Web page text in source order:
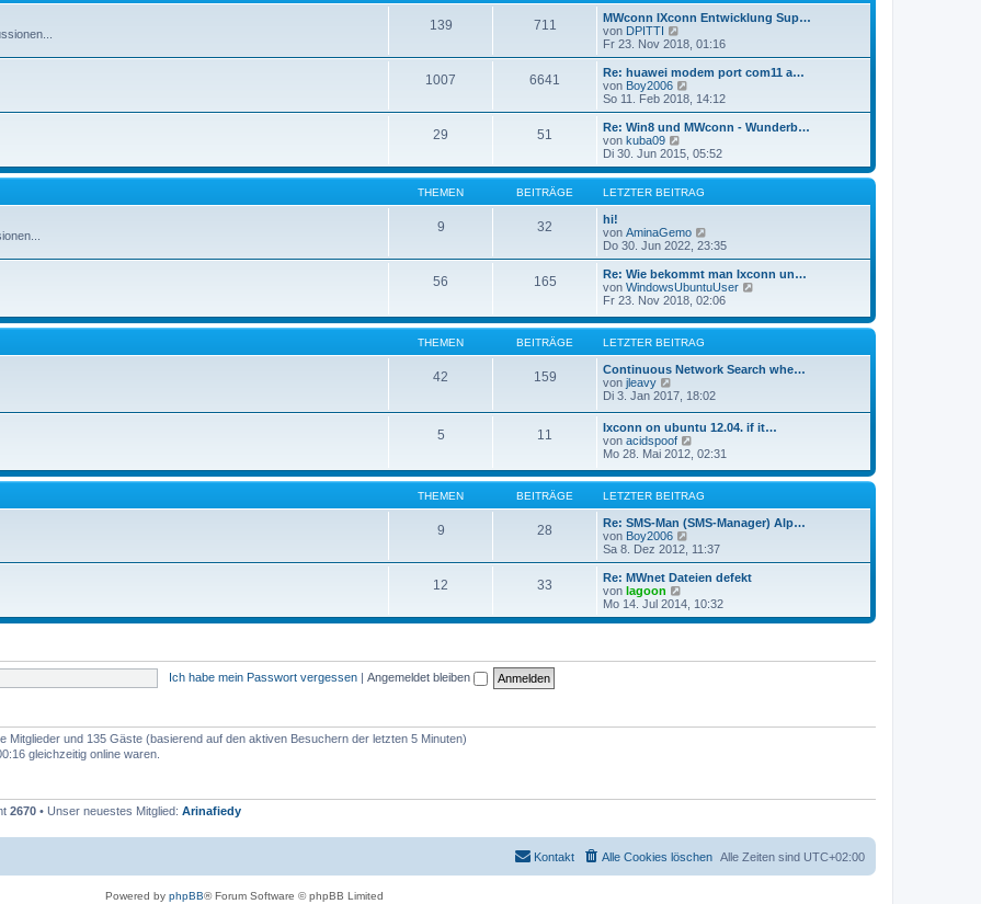
g
t
g
e
r
B
e
t
r
a
g
139 711
MWconn IXconn Entwicklung Sup…
von DPITTI
e
u
e
s
t
r
B
e
i
t
r
a
Fr 23. Nov 2018, 01:16
1007 6641
Re: huawei modem port com11 a…
von Boy2006
e
u
e
r
B
e
t
r
a
So 11. Feb 2018, 14:12
29 51
Re: Win8 und MWconn - Wunderb…
von kuba09
e
u
e
s
t
r
B
e
i
t
r
g
Di 30. Jun 2015, 05:52
THEMEN BEITRÄGE LETZTER BEITRAG
9 32
hi!
von AminaGemo
e
u
e
s
t
r
t
r
a
g
Do 30. Jun 2022, 23:35
56 165
Re: Wie bekommt man Ixconn un…
von WindowsUbuntuUser
e
e
r
i
t
g
Fr 23. Nov 2018, 02:06
THEMEN BEITRÄGE LETZTER BEITRAG
42 159
Continuous Network Search whe…
von jleavy
e
e
s
t
e
r
B
e
i
t
r
a
g
Di 3. Jan 2017, 18:02
5 11
Ixconn on ubuntu 12.04. if it…
von acidspoof
e
e
s
e
r
B
e
i
t
r
a
g
Mo 28. Mai 2012, 02:31
THEMEN BEITRÄGE LETZTER BEITRAG
9 28
Re: SMS-Man (SMS-Manager) Alp…
von Boy2006
e
u
e
e
r
i
Sa 8. Dez 2012, 11:37
12 33
Re: MWnet Dateien defekt
von lagoon
e
u
Mo 14. Jul 2014, 10:32
Ich habe mein Passwort vergessen | Angemeldet bleiben
Mitglieder und 135 Gäste (basierend auf den aktiven Besuchern der letzten 5 Minuten)
gleichzeitig online waren.
2670 • Unser neuestes Mitglied: Arinafiedy
Alle Zeiten sind UTC+02:00
Alle Cookies löschen
Kontakt
Powered by phpBB® Forum Software © phpBB Limited